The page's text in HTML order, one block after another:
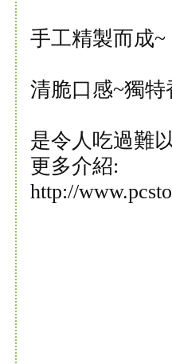
手工精製而成~
清脆口感~獨
是令人吃過難
更多介紹:
http://